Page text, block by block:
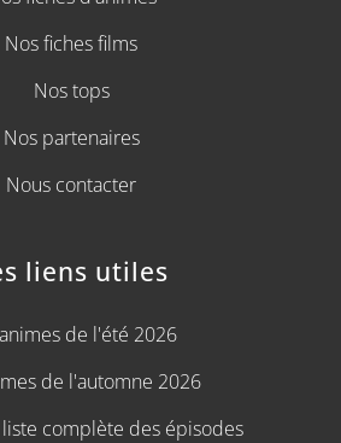
Nos fiches films
Nos tops
Nos partenaires
Nous contacter
liens utiles
de l'été 2026
de l'automne 2026
liste complète des épisodes